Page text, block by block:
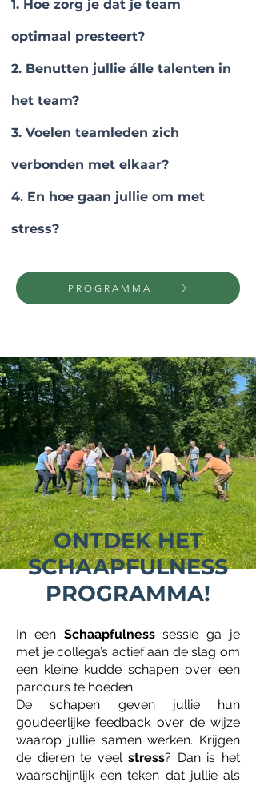
Hoe zorg je dat je team
optimaal presteert?
Benutten jullie álle talenten in
het team?
Voelen teamleden zich
verbonden met elkaar?
En hoe gaan jullie om met
stress?
PROGRAMMA
In een Schaapfulnesssessie ga je
met je collega’s actief aan de slag om
een kleine kudde schapen over een
parcours te hoeden.
De schapen geven jullie hun
goudeerlijke feedback over de wijze
waarop jullie samen werken. Krijgen
de dieren te veelstress? Dan is het
waarschijnlijk een teken dat jullie als
ONTDEK HET
SCHAAPFULNESS
PROGRAMMA!